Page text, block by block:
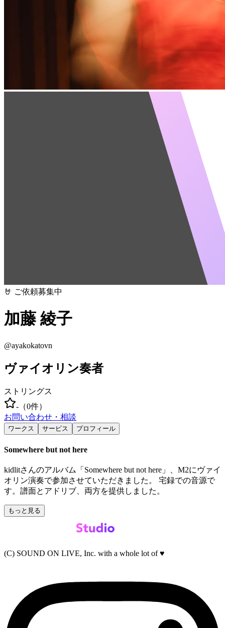
🤘 ご依頼募集中
加藤 綾子
@ayakokatovn
ヴァイオリン奏者
ストリングス
- （0件）
お問い合わせ・相談
ワークス サービス プロフィール
Somewhere but not here
kidlitさんのアルバム「Somewhere but not here」、M2にヴァイ
オリン演奏で参加させていただきました。 宅録での音源で
す。譜面とアドリブ、両方を提供しました。
もっと見る
(C) SOUND ON LIVE, Inc. with a whole lot of ♥